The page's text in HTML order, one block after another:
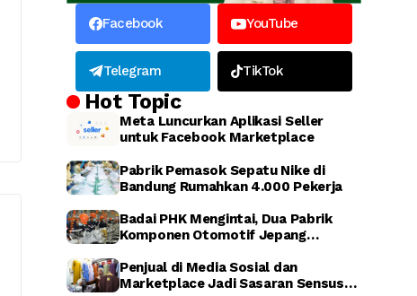
Facebook YouTube
Telegram TikTok
Hot Topic
Meta Luncurkan Aplikasi Seller
untuk Facebook Marketplace
Pabrik Pemasok Sepatu Nike di
Bandung Rumahkan 4.000 Pekerja
Badai PHK Mengintai, Dua Pabrik
Komponen Otomotif Jepang
Penjual di Media Sosial dan
Marketplace Jadi Sasaran Sensus